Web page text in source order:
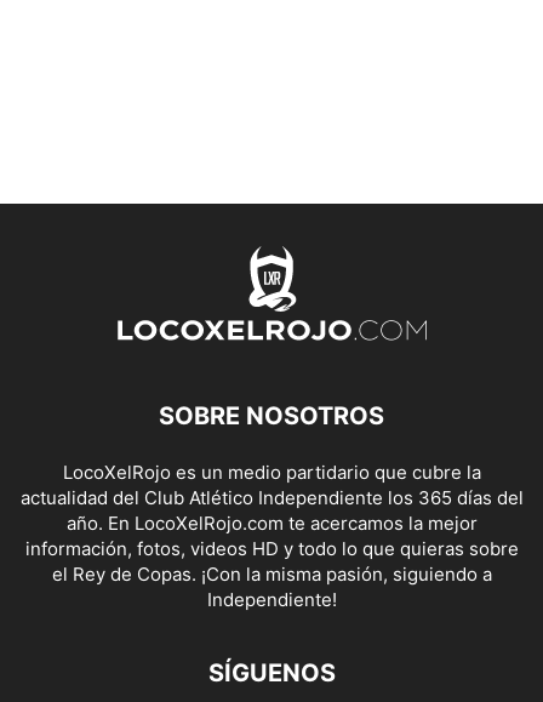
SOBRE NOSOTROS
LocoXelRojo es un medio partidario que cubre la
actualidad del Club Atlético Independiente los 365 días del
año. En LocoXelRojo.com te acercamos la mejor
información, fotos, videos HD y todo lo que quieras sobre
el Rey de Copas. ¡Con la misma pasión, siguiendo a
Independiente!
SÍGUENOS